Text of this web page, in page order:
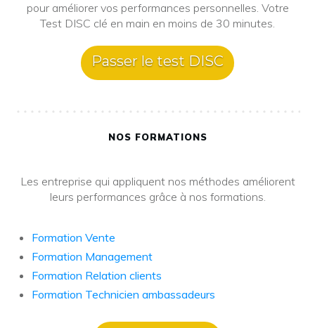
pour améliorer vos performances personnelles. Votre
Test DISC clé en main en moins de 30 minutes.
Passer le test DISC
NOS FORMATIONS
Les entreprise qui appliquent nos méthodes améliorent
leurs performances grâce à nos formations.
Formation Vente
Formation Management
Formation Relation clients
Formation Technicien ambassadeurs